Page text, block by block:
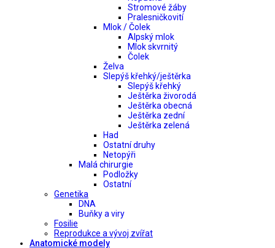
Stromové žáby
Pralesničkovití
Mlok / Čolek
Alpský mlok
Mlok skvrnitý
Čolek
Želva
Slepýš křehký/ještěrka
Slepýš křehký
Ještěrka živorodá
Ještěrka obecná
Ještěrka zední
Ještěrka zelená
Had
Ostatní druhy
Netopýři
Malá chirurgie
Podložky
Ostatní
Genetika
DNA
Buňky a viry
Fosilie
Reprodukce a vývoj zvířat
Anatomické modely